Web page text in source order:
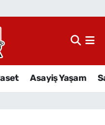
Asayiş Yaşam